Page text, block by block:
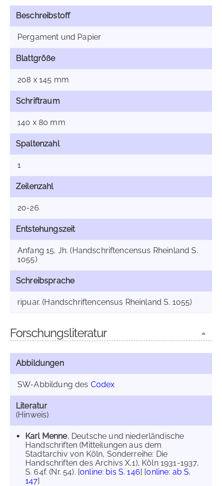
Beschreibstoff
Pergament und Papier
Blattgröße
208 x 145 mm
Schriftraum
140 x 80 mm
Spaltenzahl
1
Zeilenzahl
20-26
Entstehungszeit
Anfang 15. Jh. (Handschriftencensus Rheinland S.
1055)
Schreibsprache
ripuar. (Handschriftencensus Rheinland S. 1055)
Forschungsliteratur
Abbildungen
SW-Abbildung des Codex
Literatur
(Hinweis)
Karl Menne, Deutsche und niederländische
Handschriften (Mitteilungen aus dem
Stadtarchiv von Köln, Sonderreihe: Die
Handschriften des Archivs X,1), Köln 1931-1937,
S. 64f. (Nr. 54). [online: bis S. 146] [online: ab S.
147]